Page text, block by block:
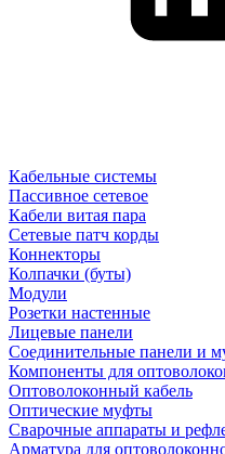
Кабельные системы
Пассивное сетевое
Кабели витая пара
Сетевые патч корды
Коннекторы
Колпачки (буты)
Модули
Розетки настенные
Лицевые панели
Соединительные панели и
Компоненты для
Оптоволоконный кабель
Оптические муфты
Сварочные аппараты и
Арматура для